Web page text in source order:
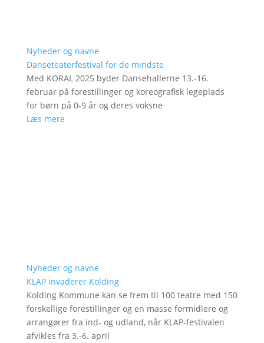
Nyheder og navne
Danseteaterfestival for de mindste
Med KORAL 2025 byder Dansehallerne 13.-16.
februar på forestillinger og koreografisk legeplads
for børn på 0-9 år og deres voksne
Læs mere
Nyheder og navne
KLAP invaderer Kolding
Kolding Kommune kan se frem til 100 teatre med 150
forskellige forestillinger og en masse formidlere og
arrangører fra ind- og udland, når KLAP-festivalen
afvikles fra 3.-6. april